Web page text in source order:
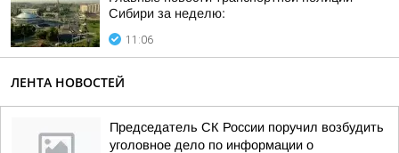
Сибири за неделю:
11:06
ЛЕНТА НОВОСТЕЙ
Председатель СК России поручил возбудить
уголовное дело по информации о